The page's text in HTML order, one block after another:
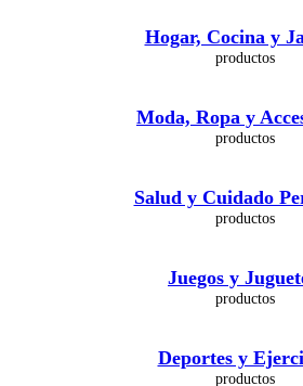
Hogar, Cocina y
Moda, Ropa y
Salud y Cuidado
Juegos y
Deportes y